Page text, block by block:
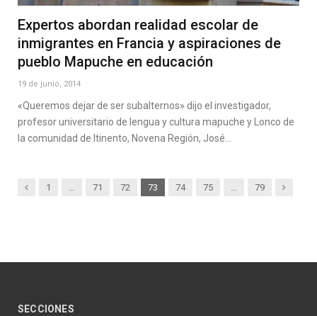
Expertos abordan realidad escolar de
inmigrantes en Francia y aspiraciones de
pueblo Mapuche en educación
19 de junio, 2014
«Queremos dejar de ser subalternos» dijo el investigador,
profesor universitario de lengua y cultura mapuche y Lonco de
la comunidad de Itinento, Novena Región, José…
Previous
1 … 71 72 73 74 75 … 79 Next
SECCIONES